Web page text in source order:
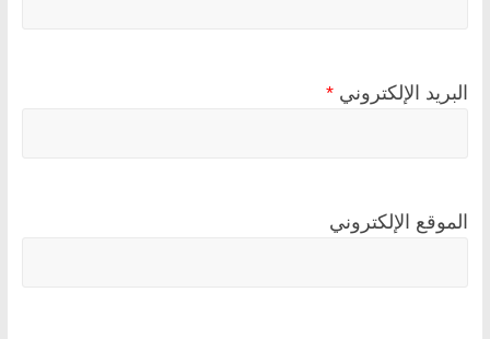
البريد الإلكتروني *
الموقع الإلكتروني